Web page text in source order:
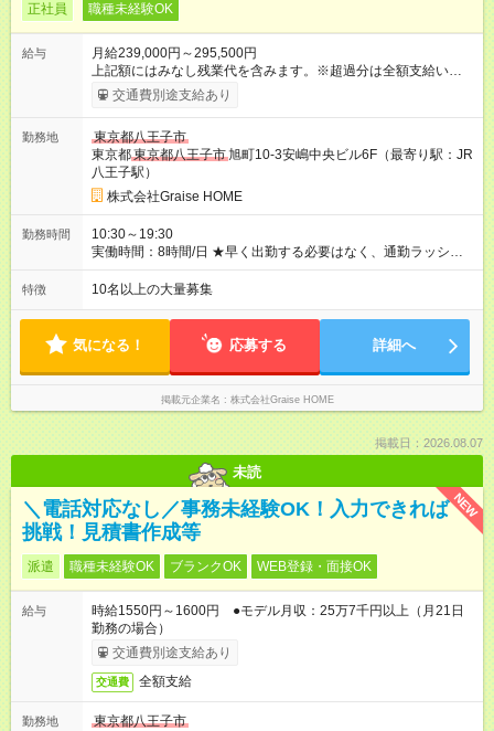
正社員 職種未経験OK
給与
月給239,000円～295,500円
上記額にはみなし残業代を含みます。※超過分は全額支給いたし
ます。 みなし残業代 36,478円 ～ 40,500円／月 みなし残業時
間 23.06時間／月 ※社会保険・交通費支給は入社時から適用され
ます。なお、待遇に大きな変更はありません。 ※試用期間（最
大2ヶ月）中の給与は一律月給30万円となります。 ＜報奨金制
度＞ あなたがヒアリングし、商談機会をつくった案件で専任ス
タッフが契約を獲得すれば、その件数に応じて報奨金を支給！
頑張ったらその分だけしっかり評価する！頑張り損がないとこ
ろも大きな魅力です♪ ◎月2件の契約が取れたら固定給にプラス
して【報奨金30～40万円】を支給！ ◎月4件の契約で月収100万
【全体の約70％】！ ◎1年目の平均月収は【30万～40万円】と
高水準です！ ＜月収例＞ ・月収37万円（24歳／入社1年目）＝
固定給＋報奨金1件分 ・月収102万円（27歳／入社2年目）＝固
定給＋報奨金4件分 【試用期間】試用期間あり 試用期間の長
さ：2ヶ月 ※ 雇用形態と給与に、本採用時と異なる部分がありま
す。 雇用形態：中途採用（契約社員） 給与：月給 300,000
は全額支給いたします。 みなし残業代 45,000円／月 みなし残業
試用期間終了後からの適用です。 そのほかの待遇に変更はあり
ません。
交通費別途支給あり
勤務地
東京都八王子市
東京都東京都八王子市旭町10-3安嶋中央ビル6F（最寄り駅：JR
八王子駅）
株式会社Graise HOME
勤務時間
10:30～19:30
実働時間：8時間/日 ★早く出勤する必要はなく、通勤ラッシュ
とは無縁！ ★直帰の徹底を全支店で行っていますので、現地で
営業活動を行った後は会社へ戻らずお家へ直行です！ 〈１日の
14:00 現地稼働開始 18:30 現地稼働終了、1日の振り返り
19:30 帰宅
特徴 10名以上の大量募集
気になる！ 応募する 詳細へ
掲載元企業名 株式会社Graise HOME
掲載日：2026.08.07
未読
NEW
＼電話対応なし／事務未経験OK！入力できれば
挑戦！見積書作成等
派遣 職種未経験OK ブランクOK WEB登録・面接OK
給与
時給1550円～1600円 ●モデル月収：25万7千円以上（月21日
勤務の場合）
交通費別途支給あり
交通費 全額支給
勤務地 東京都八王子市